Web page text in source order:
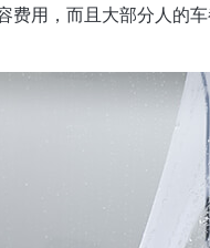
费用，而且大部分人的